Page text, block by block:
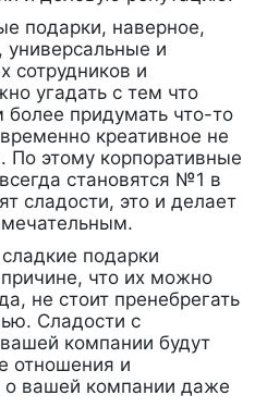
подарки, наверное,
универсальные и
сотрудников и
угадать с тем что
более придумать что-то
креативное не
По этому корпоративные
становятся №1 в
сладости, это и делает
подарки
что их можно
не стоит пренебрегать
Сладости с
компании будут
отношения и
о вашей компании даже